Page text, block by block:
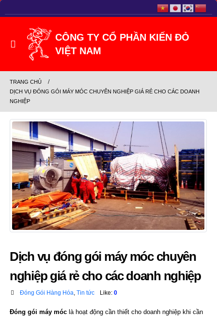
TRANG CHỦ
DỊCH VỤ ĐÓNG GÓI MÁY MÓC CHUYÊN NGHIỆP GIÁ RẺ CHO CÁC DOANH
NGHIỆP
Dịch vụ đóng gói máy móc chuyên
nghiệp giá rẻ cho các doanh nghiệp
Đóng Gói Hàng Hóa Tin tức Like: 0
Đóng gói máy móc là hoạt động cần thiết cho doanh nghiệp khi cần